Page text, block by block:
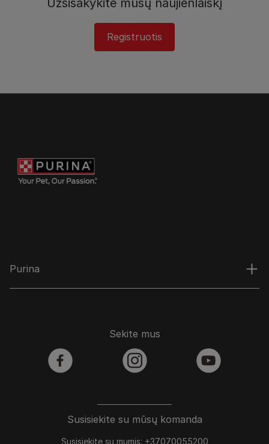
Registruotis
Purina
Susisiekite su mūsų komanda
Susisiekite su mumis: +37070055200
Sekite mus
facebook instagram youtube